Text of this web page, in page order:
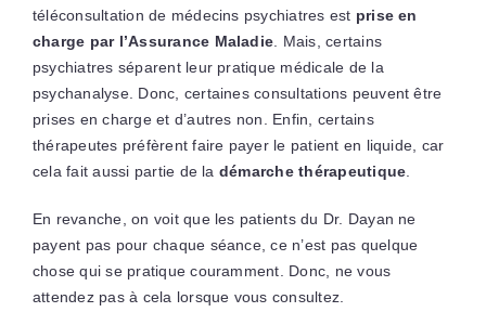
téléconsultation de médecins psychiatres est prise en
charge par l’Assurance Maladie. Mais, certains
psychiatres séparent leur pratique médicale de la
psychanalyse. Donc, certaines consultations peuvent être
prises en charge et d’autres non. Enfin, certains
thérapeutes préfèrent faire payer le patient en liquide, car
cela fait aussi partie de la démarche thérapeutique.
En revanche, on voit que les patients du Dr. Dayan ne
payent pas pour chaque séance, ce n’est pas quelque
chose qui se pratique couramment. Donc, ne vous
attendez pas à cela lorsque vous consultez.